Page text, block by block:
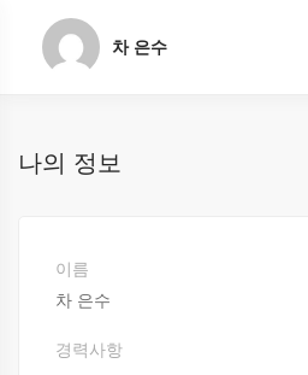
차 은수
나의 정보
이름
차 은수
경력사항